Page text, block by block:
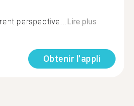
perspective...Lire plus
Obtenir l'appli